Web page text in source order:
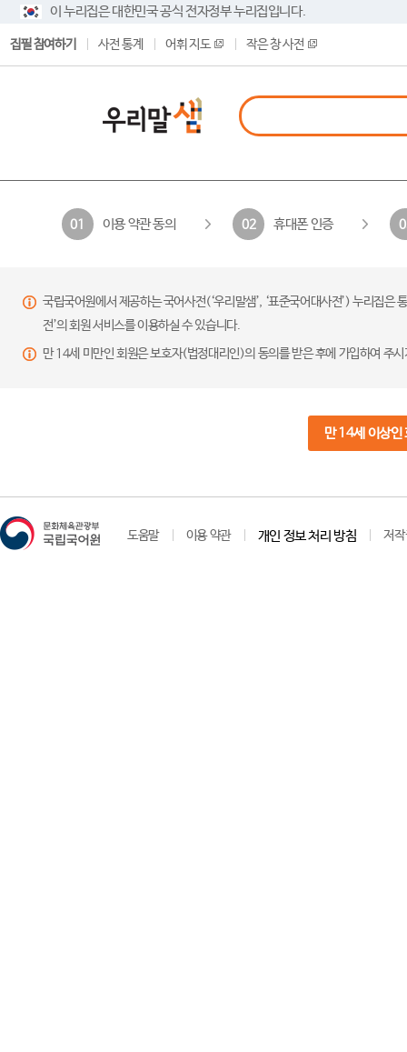
이 누리집은 대한민국 공식 전자정부 누리집입니다.
집필 참여하기 사전 통계 어휘 지도 작은 창 사전
01 이용 약관 동의 02 휴대폰 인증
국립국어원에서 제공하는 국어사전(‘우리말샘’, ‘표준국어대사전’) 누리집
전’의 회원 서비스를 이용하실 수 있습니다.
만 14세 미만인 회원은 보호자(법정대리인)의 동의를 받은 후에 가입하여 주
만 14세 이상인
도움말 이용 약관 개인 정보 처리 방침 저